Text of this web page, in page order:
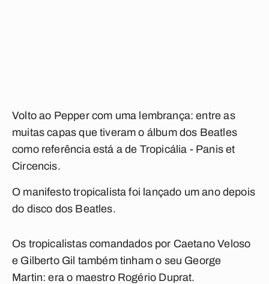
Volto ao Peppercom uma lembrança: entre as
muitas capas que tiveram o álbum dos Beatles
como referência está a de Tropicália - Panis et
Circencis.
O manifesto tropicalista foi lançado um ano depois
do disco dos Beatles.
Os tropicalistas comandados por Caetano Veloso
e Gilberto Gil também tinham o seu George
Martin: era o maestro Rogério Duprat.